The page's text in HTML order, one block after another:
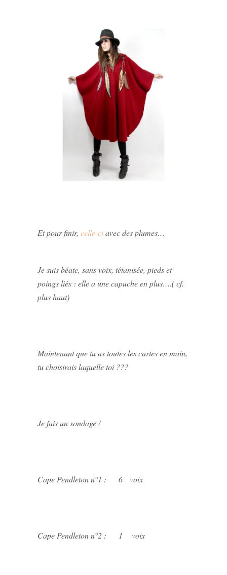
Et pour finir, celle-ciavec des plumes…
Je suis béate, sans voix, tétanisée, pieds et
poings liés : elle a une capuche en plus….( cf.
plus haut)
Maintenant que tu as toutes les cartes en main,
tu choisirais laquelle toi ???
Je fais un sondage !
Cape Pendleton n°1 : 6 voix
Cape Pendleton n°2 : 1 voix